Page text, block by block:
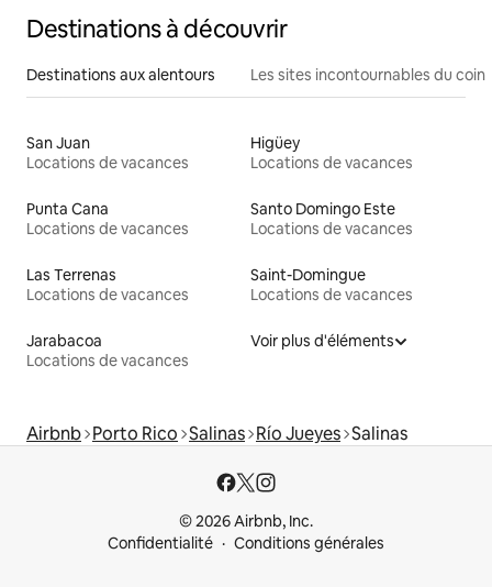
Destinations à découvrir
Destinations aux alentours Les sites incontournables du coin
San Juan
Locations de vacances
Higüey
Locations de vacances
Punta Cana
Locations de vacances
Santo Domingo Este
Locations de vacances
Las Terrenas
Locations de vacances
Saint-Domingue
Locations de vacances
Jarabacoa
Locations de vacances
Voir plus d'éléments
Airbnb Porto Rico Salinas Río Jueyes Salinas
© 2026 Airbnb, Inc.
Confidentialité
Conditions générales